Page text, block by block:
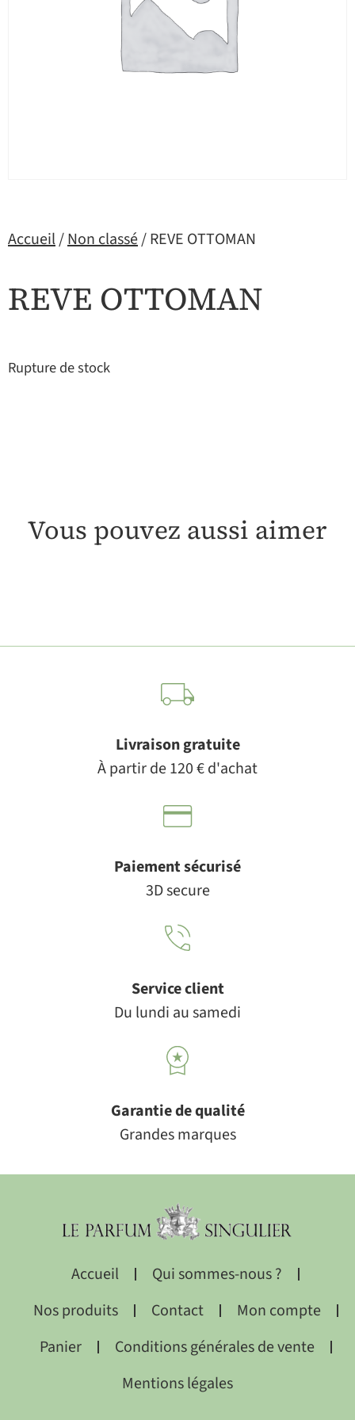
Accueil/Non classé/ REVE OTTOMAN
REVE OTTOMAN
Rupture de stock
Vous pouvez aussi aimer
Livraison gratuite
À partir de 120 € d'achat
Paiement sécurisé
3D secure
Service client
Du lundi au samedi
Garantie de qualité
Grandes marques
Accueil
Qui sommes-nous ?
Nos produits
Contact
Mon compte
Panier
Conditions générales de vente
Mentions légales